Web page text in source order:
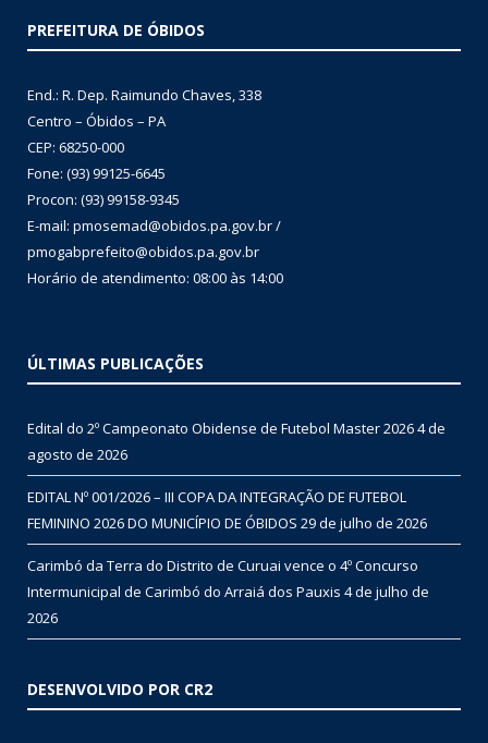
PREFEITURA DE ÓBIDOS
End.: R. Dep. Raimundo Chaves, 338
Centro – Óbidos – PA
CEP: 68250-000
Fone: (93) 99125-6645
Procon: (93) 99158-9345
E-mail: pmosemad@obidos.pa.gov.br /
pmogabprefeito@obidos.pa.gov.br
Horário de atendimento: 08:00 às 14:00
ÚLTIMAS PUBLICAÇÕES
Edital do 2º Campeonato Obidense de Futebol Master 20264 de
agosto de 2026
EDITAL Nº 001/2026 – III COPA DA INTEGRAÇÃO DE FUTEBOL
FEMININO 2026 DO MUNICÍPIO DE ÓBIDOS 29 de julho de 2026
Carimbó da Terra do Distrito de Curuai vence o 4º Concurso
Intermunicipal de Carimbó do Arraiá dos Pauxis 4 de julho de
2026
DESENVOLVIDO POR CR2